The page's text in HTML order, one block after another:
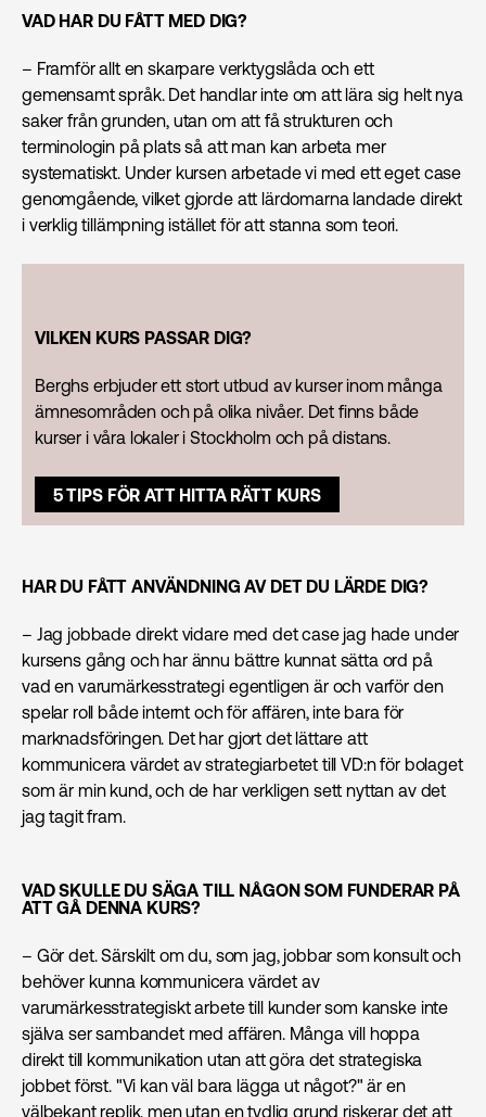
VAD HAR DU FÅTT MED DIG?
– Framför allt en skarpare verktygslåda och ett
gemensamt språk. Det handlar inte om att lära sig helt nya
saker från grunden, utan om att få strukturen och
terminologin på plats så att man kan arbeta mer
systematiskt. Under kursen arbetade vi med ett eget case
genomgående, vilket gjorde att lärdomarna landade direkt
i verklig tillämpning istället för att stanna som teori.
VILKEN KURS PASSAR DIG?
Berghs erbjuder ett stort utbud av kurser inom många
ämnesområden och på olika nivåer. Det finns både
kurser i våra lokaler i Stockholm och på distans.
5 TIPS FÖR ATT HITTA RÄTT KURS
HAR DU FÅTT ANVÄNDNING AV DET DU LÄRDE DIG?
– Jag jobbade direkt vidare med det case jag hade under
kursens gång och har ännu bättre kunnat sätta ord på
vad en varumärkes­strategi egentligen är och varför den
spelar roll både internt och för affären, inte bara för
marknadsföringen. Det har gjort det lättare att
kommunicera värdet av strategiarbetet till VD:n för bolaget
som är min kund, och de har verkligen sett nyttan av det
jag tagit fram.
VAD SKULLE DU SÄGA TILL NÅGON SOM FUNDERAR PÅ
ATT GÅ DENNA KURS?
– Gör det. Särskilt om du, som jag, jobbar som konsult och
behöver kunna kommunicera värdet av
varumärkesstrategiskt arbete till kunder som kanske inte
själva ser sambandet med affären. Många vill hoppa
direkt till kommunikation utan att göra det strategiska
jobbet först. "Vi kan väl bara lägga ut något?" är en
välbekant replik, men utan en tydlig grund riskerar det att